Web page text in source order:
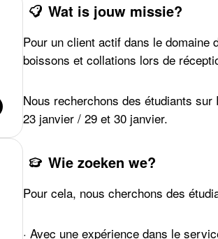
Wat is jouw missie?
Pour un client actif dans le
boissons et collations lors de
Nous recherchons des étudiants
23 janvier / 29 et 30 janvier.
Wie zoeken we?
Pour cela, nous cherchons des
· Avec une expérience dans le